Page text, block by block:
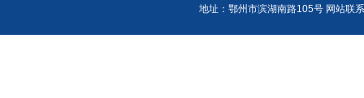
地址：鄂州市滨湖南路105号 网站